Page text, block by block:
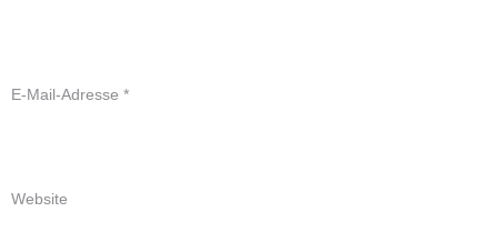
E-Mail-Adresse *
Website